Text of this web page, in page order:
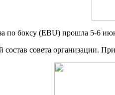
по боксу (EBU) прошла 5-6
совета организации.